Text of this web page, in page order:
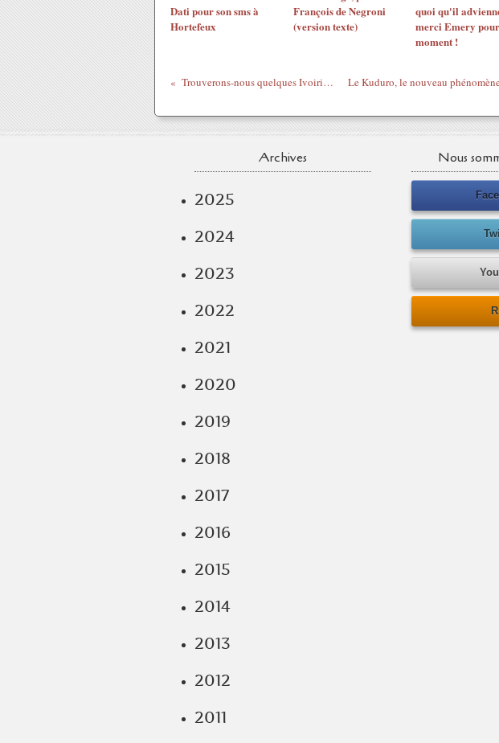
Dati pour son sms à
Hortefeux
François de Negroni
(version texte)
quoi qu'il
merci Emery
moment !
Trouverons-nous quelques Ivoiriens pour aller soutenir les Tchadiens contre Déby à Paris ?
Archives
2025
2024
2023
2022
2021
2020
2019
2018
2017
2016
2015
2014
2013
2012
2011
Nous